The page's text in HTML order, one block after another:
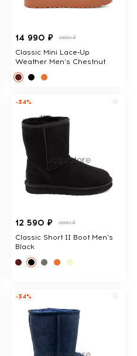
14 990 ₽ 18690 ₽
Classic Mini Lace-Up
Weather Men's Chestnut
-34%
12 590 ₽ 18990 ₽
Classic Short II Boot Men's
Black
-34%